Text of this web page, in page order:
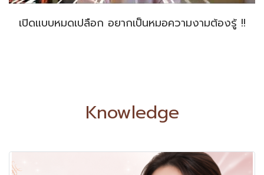
เปิดแบบหมดเปลือก อยากเป็นหมอความงามต้องรู้ !!
Knowledge